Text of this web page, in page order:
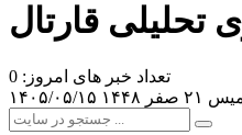
تحلیلی قارتال
تعداد خبر های امروز: 0
۱۴۰۵/۰۵/۱۵
صفر ۱۴۴۸